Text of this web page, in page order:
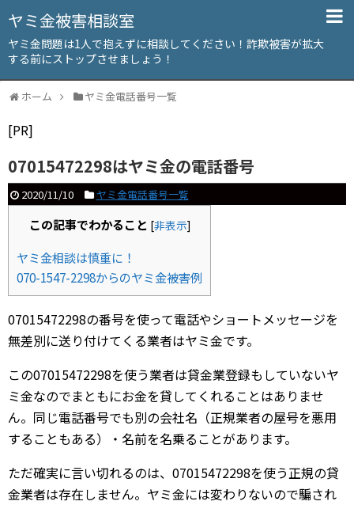
ヤミ金被害相談室
ヤミ金問題は1人で抱えずに相談してください！詐欺被害が拡大
する前にストップさせましょう！
ホーム ヤミ金電話番号一覧
[PR]
07015472298はヤミ金の電話番号
2020/11/10 ヤミ金電話番号一覧
この記事でわかること [非表示]
ヤミ金相談は慎重に！
070-1547-2298からのヤミ金被害例
07015472298の番号を使って電話やショートメッセージを
無差別に送り付けてくる業者はヤミ金です。
この07015472298を使う業者は貸金業登録もしていないヤ
ミ金なのでまともにお金を貸してくれることはありませ
ん。同じ電話番号でも別の会社名（正規業者の屋号を悪用
することもある）・名前を名乗ることがあります。
ただ確実に言い切れるのは、07015472298を使う正規の貸
金業者は存在しません。ヤミ金には変わりないので騙され